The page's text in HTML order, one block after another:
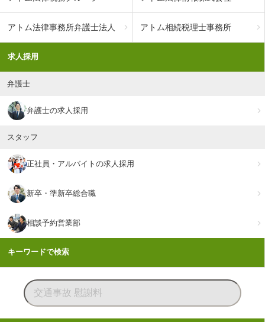
アトム法律事務所弁護士法人 アトム相続税理士事務所
求人採用
弁護士
弁護士の求人採用
スタッフ
正社員・アルバイトの求人採用
新卒・準新卒総合職
相談予約営業部
キーワードで検索